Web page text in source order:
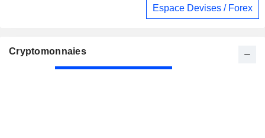
Espace Devises / Forex
Cryptomonnaies